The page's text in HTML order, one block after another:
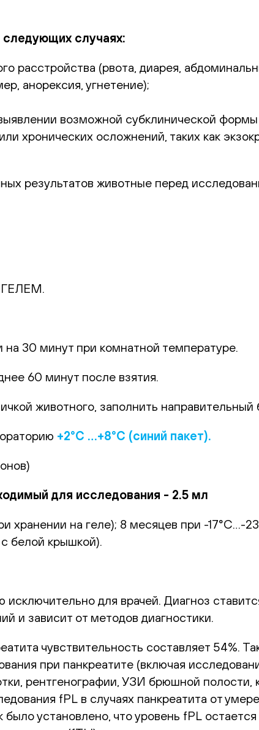
случаях:
расстройства (рвота, диарея,
анорексия, угнетение);
возможной субклинической
хронических осложнений, таких как
результатов животные перед
ГЕЛЕМ.
30 минут при комнатной температуре.
60 минут после взятия.
животного, заполнить направительный
+2°С …+8°С (синий пакет).
для исследования - 2.5 мл
хранении на геле); 8 месяцев при -17°С…-
белой крышкой).
для врачей. Диагноз
и зависит от методов диагностики.
чувствительность составляет 54%.
при панкреатите (включая
рентгенографии, УЗИ брюшной
fPL в случаях панкреатита от
установлено, что уровень fPL